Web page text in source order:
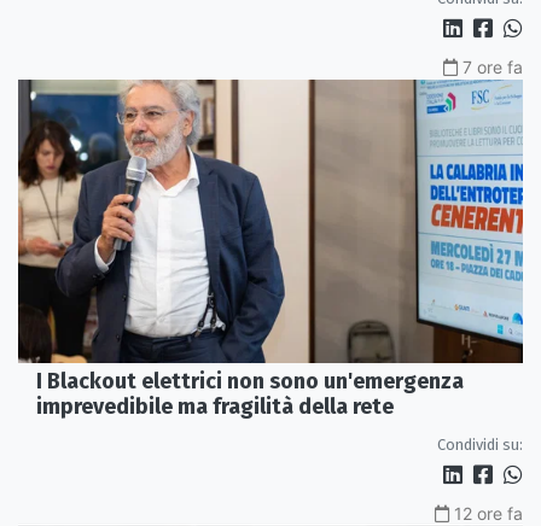
7 ore fa
I Blackout elettrici non sono un'emergenza
imprevedibile ma fragilità della rete
Condividi su:
12 ore fa